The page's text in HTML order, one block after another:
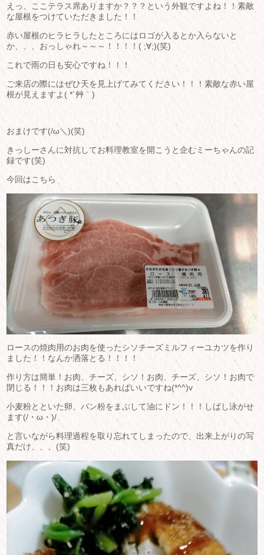
えっ、ここテラス席ありますか？？？という外観ですよね！！素敵
な屋根をつけていただきました！！
赤い屋根のヒラヒラしたところにはロゴが入るとか入らないと
か、、、おっしゃれ～～～！！！！( ;∀;)(笑)
これで雨の日も安心ですね！！！
ご来店の際にはぜひ天を見上げてみてください！！！素敵な赤い屋
根が見えますよ( *´艸｀)
おまけです(/ω＼)(笑)
きっしーさんに対抗してお料理教室を開こうと企むミーちゃんの記
録です(笑)
今回はこちら
ロースの焼肉用のお肉を使ったシソチーズミルフィーユカツを作り
ました！！なんか洒落とる！！！！
作り方は簡単！お肉、チーズ、シソ！お肉、チーズ、シソ！お肉で
閉じる！！！お肉は三枚もあればいいですね(*^^)v
小麦粉とといた卵、パン粉をまぶして油にドン！！！しばし泳がせ
ます(/・ω・)/
と言いながら料理過程を取り忘れてしまったので、出来上がりの写
真だけ、、、(笑)